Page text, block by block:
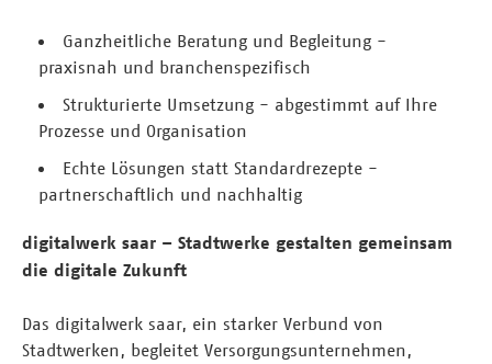
Ganzheitliche Beratung und Begleitung -
praxisnah und branchenspezifisch
Strukturierte Umsetzung - abgestimmt auf Ihre
Prozesse und Organisation
Echte Lösungen statt Standardrezepte -
partnerschaftlich und nachhaltig
digitalwerk saar – Stadtwerke gestalten gemeinsam
die digitale Zukunft
Das digitalwerk saar, ein starker Verbund von
Stadtwerken, begleitet Versorgungsunternehmen,